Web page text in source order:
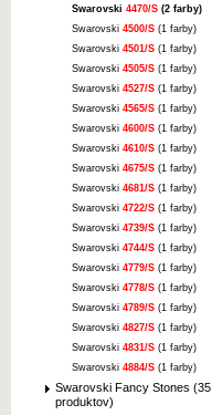
Swarovski 4470/S (2 farby)
Swarovski 4500/S (1 farby)
Swarovski 4501/S (1 farby)
Swarovski 4505/S (1 farby)
Swarovski 4527/S (1 farby)
Swarovski 4565/S (1 farby)
Swarovski 4600/S (1 farby)
Swarovski 4610/S (1 farby)
Swarovski 4675/S (1 farby)
Swarovski 4681/S (1 farby)
Swarovski 4722/S (1 farby)
Swarovski 4739/S (1 farby)
Swarovski 4744/S (1 farby)
Swarovski 4779/S (1 farby)
Swarovski 4778/S (1 farby)
Swarovski 4789/S (1 farby)
Swarovski 4827/S (1 farby)
Swarovski 4831/S (1 farby)
Swarovski 4884/S (1 farby)
Swarovski Fancy Stones (35
produktov)